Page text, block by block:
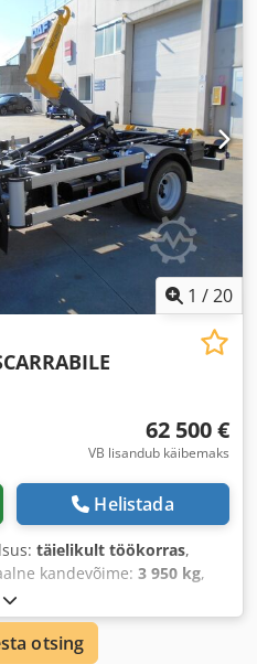
1 /20
62 500 €
VB lisandub käibemaks
Helistada
täielikult töökorras,
kandevõime: 3 950 kg,
2 750 mm, teljevahe:2 750
maht:90 l
otsing